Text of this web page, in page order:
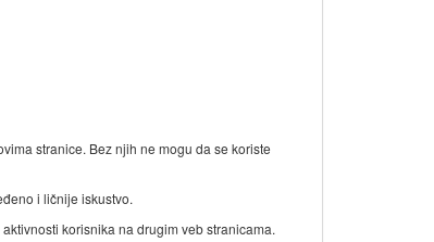
stranice. Bez njih ne mogu da se koriste
i ličnije iskustvo.
korisnika na drugim veb stranicama.